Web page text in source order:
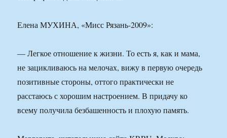
Елена МУХИНА, «Мисс Рязань-2009»:
— Легкое отношение к жизни. То есть я, как и мама,
не зацикливаюсь на мелочах, вижу в первую очередь
позитивные стороны, оттого практически не
расстаюсь с хорошим настроением. В придачу ко
всему получила безбашенность и плохую память.